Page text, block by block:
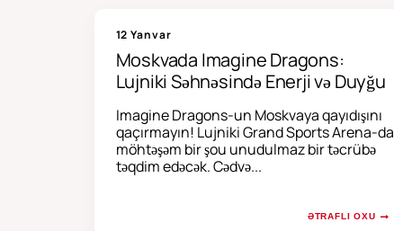
12 Yanvar
Moskvada Imagine Dragons:
Lujniki Səhnəsində Enerji və Duyğu
Imagine Dragons-un Moskvaya qayıdışını
qaçırmayın! Lujniki Grand Sports Arena-da
möhtəşəm bir şou unudulmaz bir təcrübə
təqdim edəcək. Cədvə...
ƏTRAFLI OXU